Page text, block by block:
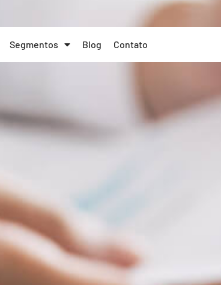
Segmentos Blog Contato